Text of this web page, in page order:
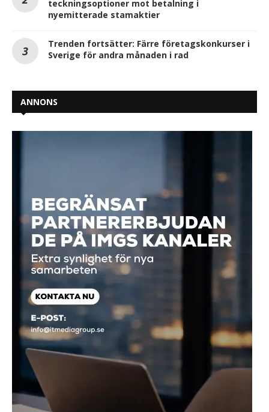
teckningsoptioner mot betalning i
nyemitterade stamaktier
Trenden fortsätter: Färre företagskonkurser i
Sverige för andra månaden i rad
ANNONS